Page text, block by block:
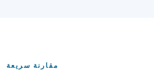
مقارنة سريعة